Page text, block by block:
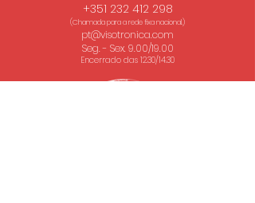
+351 232 412 298
(Chamada para a rede fixa nacional.)
pt@visotronica.com
Seg. - Sex. 9.00/19.00
Encerrado das 12.30/14.30